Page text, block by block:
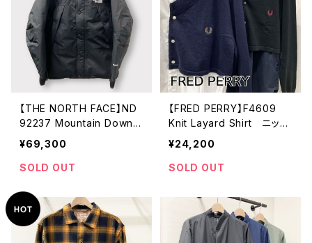
【THE NORTH FACE】ND
92237 Mountain Down J
acket ノースフェイスダウン
ジャケット
¥69,300
SOLD OUT
【FRED PERRY】F4609
Knit Layard Shirt ニット
レイヤードシャツ
¥24,200
SOLD OUT